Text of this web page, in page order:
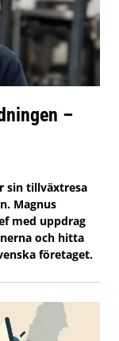
–
sin tillväxtresa
Magnus
med uppdrag
och hitta
företaget.